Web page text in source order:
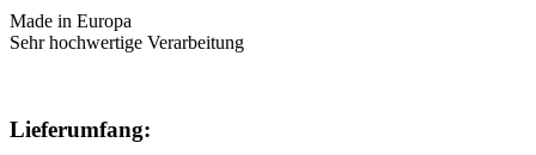
Made in Europa
Sehr hochwertige Verarbeitung
Lieferumfang: